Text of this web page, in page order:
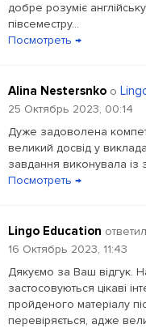
добре розуміє
півсеместру...
Посмотреть →
Alina Nestersnko о
25 Октябрь 2023, 00:14
Дуже задоволена
великий досвід у
завдання виконувала із
Посмотреть →
Lingo Education
16 Октябрь 2023, 11:43
Дякуємо за Ваш відгук.
застосовуються цікаві
пройденого матеріалу
перевіряється, адже